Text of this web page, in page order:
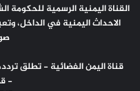
القناة اليمنية الرسمية للحكومة
الاحداث اليمنية في الداخل،
قناة اليمن الفضائية - تطلق
-